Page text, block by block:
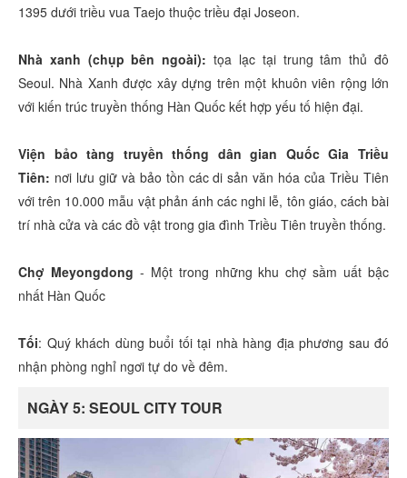
1395 dưới triều vua Taejo thuộc triều đại Joseon.
Nhà xanh (chụp bên ngoài): tọa lạc tại trung tâm thủ đô
Seoul. Nhà Xanh được xây dựng trên một khuôn viên rộng lớn
với kiến trúc truyền thống Hàn Quốc kết hợp yếu tố hiện đại.
Viện bảo tàng truyền thống dân gian Quốc Gia Triều
Tiên: nơi lưu giữ và bảo tồn các di sản văn hóa của Triều Tiên
với trên 10.000 mẫu vật phản ánh các nghi lễ, tôn giáo, cách bài
trí nhà cửa và các đồ vật trong gia đình Triều Tiên truyền thống.
Chợ Meyongdong - Một trong những khu chợ sầm uất bậc
nhất Hàn Quốc
Tối: Quý khách dùng buổi tối tại nhà hàng địa phương sau đó
nhận phòng nghỉ ngơi tự do về đêm.
NGÀY 5: SEOUL CITY TOUR